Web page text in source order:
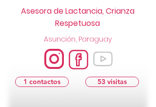
Asesora de Lactancia, Crianza
Respetuosa
Asunción, Paraguay
1 contactos 53 visitas